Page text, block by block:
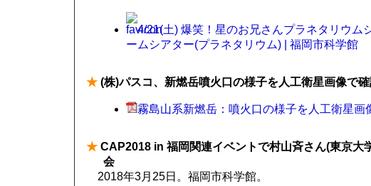
4/21(土) 爆笑！星のお兄さんプラネタリウム
ームシアター(プラネタリウム) | 福岡市科学館
★ (株)パスコ、新燃岳噴火口の様子を人工衛星画像で
霧島山系新燃岳：噴火口の様子を人工衛星
★ CAP2018 in 福岡関連イベントで村山斉さん(東京大
会
2018年3月25日。福岡市科学館。